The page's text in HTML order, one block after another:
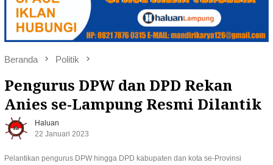
Beranda Politik
Pengurus DPW dan DPD Rekan
Anies se-Lampung Resmi Dilantik
Haluan
22 Januari 2023
Pelantikan pengurus DPW hingga DPD kabupaten dan kota se-Provinsi